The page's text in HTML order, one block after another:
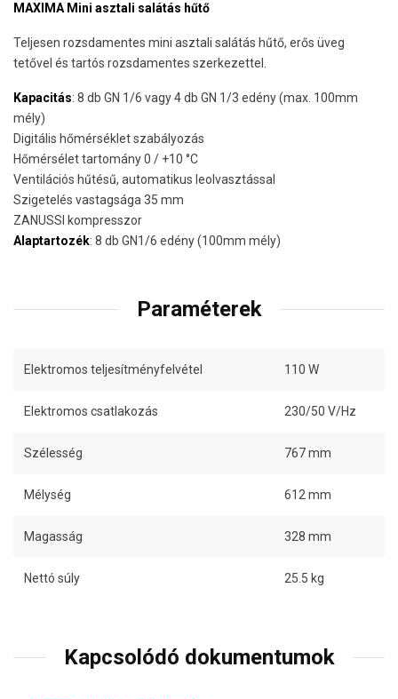
MAXIMA Mini asztali salátás hűtő
Teljesen rozsdamentes mini asztali salátás hűtő, erős üveg
tetővel és tartós rozsdamentes szerkezettel.
Kapacitás: 8 db GN 1/6 vagy 4 db GN 1/3 edény (max. 100mm
mély)
Digitális hőmérséklet szabályozás
Hőmérsélet tartomány 0 / +10 °C
Ventilációs hűtésű, automatikus leolvasztással
Szigetelés vastagsága 35 mm
ZANUSSI kompresszor
Alaptartozék: 8 db GN1/6 edény (100mm mély)
Paraméterek
Elektromos teljesítményfelvétel 110 W
Elektromos csatlakozás 230/50 V/Hz
Szélesség 767 mm
Mélység 612 mm
Magasság 328 mm
Nettó súly 25.5 kg
Kapcsolódó dokumentumok